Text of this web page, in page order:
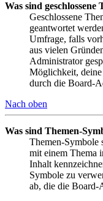
Was sind geschlossene
Geschlossene
geantwortet
Umfrage, falls
aus vielen
Administrator
Möglichkeit, deine
durch die Board-
Nach oben
Was sind Themen-
Themen-Symbole
mit einem Thema
Inhalt
Symbole zu
ab, die die Board-